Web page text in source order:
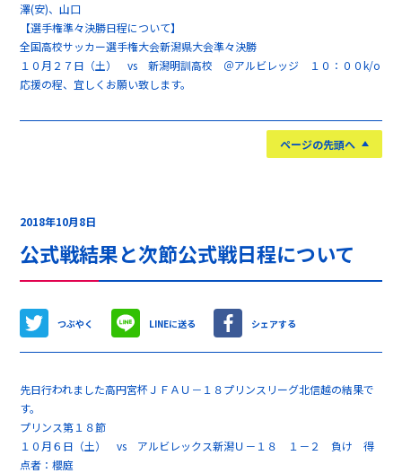
澤(安)、山口
【選手権準々決勝日程について】
全国高校サッカー選手権大会新潟県大会準々決勝
１０月２７日（土） vs 新潟明訓高校 ＠アルビレッジ １０：００k/o
応援の程、宜しくお願い致します。
ページの先頭へ
2018年10月8日
公式戦結果と次節公式戦日程について
つぶやく LINEに送る シェアする
先日行われました高円宮杯ＪＦＡＵ－１８プリンスリーグ北信越の結果で
す。
プリンス第１８節
１０月６日（土） vs アルビレックス新潟Ｕ－１８ １－２ 負け 得
点者：櫻庭